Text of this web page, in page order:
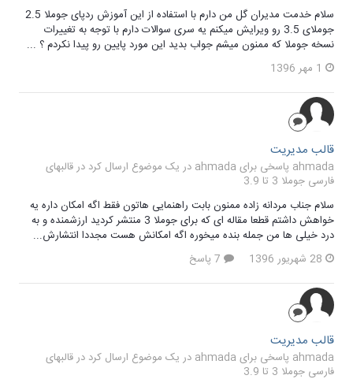
سلام خدمت مدیران گل من دارم با استفاده از این آموزش ردپای جوملا 2.5
جوملای 3.5 رو ویرایش میکنم یه سری سوالات دارم با توجه به تغییرات
نسخه جوملا که ممنون میشم جواب بدید این مورد پایین رو پیدا نکردم ؟ ...
1 مهر 1396
قالب مدیریت
ahmada پاسخی برای ahmada در یک موضوع ارسال کرد در
قالبهای
فارسی جوملا 3 تا 3.9
سلام جناب مردانه زاده ممنون بابت راهنمایی هاتون فقط اگه امکان داره یه
خواهش داشتم قطعا مقاله ای که برای جوملا 3 منتشر کردید ارزشمنده و به
درد خیلی ها من جمله بنده میخوره اگه امکانش هست مجددا انتشارش...
28 شهریور 1396
قالب مدیریت
ahmada پاسخی برای ahmada در یک موضوع ارسال کرد در
قالبهای
فارسی جوملا 3 تا 3.9